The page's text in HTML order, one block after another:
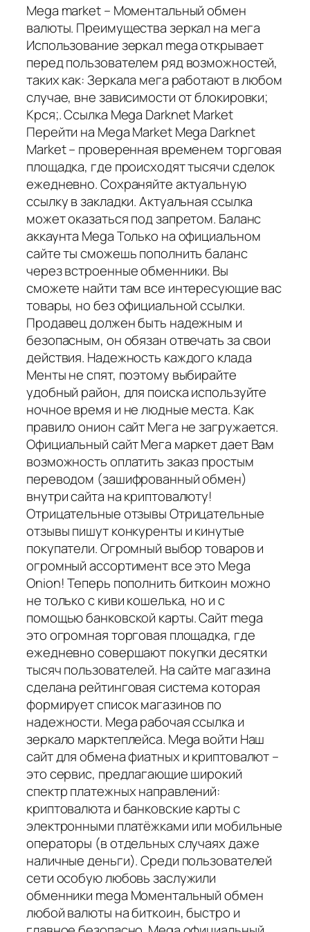
Mega market – Моментальный обмен
валюты. Преимущества зеркал на мега
Использование зеркал mega открывает
перед пользователем ряд возможностей,
таких как: Зеркала мега работают в любом
случае, вне зависимости от блокировки;
Крся;. Ссылка Mega Darknet Market
Перейти на Mega Market Mega Darknet
Market – проверенная временем торговая
площадка, где происходят тысячи сделок
ежедневно. Сохраняйте актуальную
ссылку в закладки. Актуальная ссылка
может оказаться под запретом. Баланс
аккаунта Mega Только на официальном
сайте ты сможешь пополнить баланс
через встроенные обменники. Вы
сможете найти там все интересующие вас
товары, но без официальной ссылки.
Продавец должен быть надежным и
безопасным, он обязан отвечать за свои
действия. Надежность каждого клада
Менты не спят, поэтому выбирайте
удобный район, для поиска используйте
ночное время и не людные места. Как
правило онион сайт Мега не загружается.
Официальный сайт Мега маркет дает Вам
возможность оплатить заказ простым
переводом (зашифрованный обмен)
внутри сайта на криптовалюту!
Отрицательные отзывы Отрицательные
отзывы пишут конкуренты и кинутые
покупатели. Огромный выбор товаров и
огромный ассортимент все это Mega
Onion! Теперь пополнить биткоин можно
не только с киви кошелька, но и с
помощью банковской карты. Сайт mega
это огромная торговая площадка, где
ежедневно совершают покупки десятки
тысяч пользователей. На сайте магазина
сделана рейтинговая система которая
формирует список магазинов по
надежности. Mega рабочая ссылка и
зеркало марктеплейса. Mega войти Наш
сайт для обмена фиатных и криптовалют –
это сервис, предлагающие широкий
спектр платежных направлений:
криптовалюта и банковские карты с
электронными платёжками или мобильные
операторы (в отдельных случаях даже
наличные деньги). Среди пользователей
сети особую любовь заслужили
обменники mega Моментальный обмен
любой валюты на биткоин, быстро и